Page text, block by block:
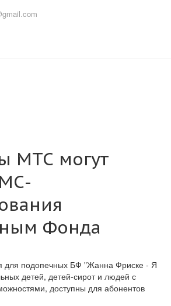
МТС могут
Фонда
для подопечных БФ "Жанна Фриске - Я
детей, детей-сирот и людей с
доступны для абонентов